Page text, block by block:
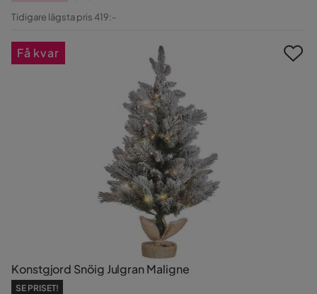
Pris
Original
Tidigare lägsta pris 419:-
Konstgjord Snöig Julgran Maligne
SE PRISET!
Få kvar